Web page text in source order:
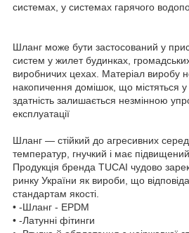
системах, у системах гарячого
Шланг може бути застосований у
систем у жилет будинках,
виробничих цехах. Матеріал виробу
накопичення домішок, що містяться у
здатність залишається незмінною
експлуатації
Шланг — стійкий до агресивних
температур, гнучкий і має підвищений
Продукція бренда TUCAI чудово
ринку України як вироби, що
стандартам якості.
• -Шланг - EPDM
• -Латунні фітинги